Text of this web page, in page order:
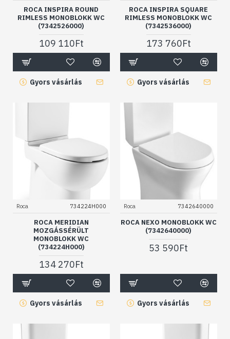
ROCA INSPIRA ROUND
RIMLESS MONOBLOKK WC
(7342526000)
109 110Ft
Gyors vásárlás
ROCA INSPIRA SQUARE
RIMLESS MONOBLOKK WC
(7342536000)
173 760Ft
Gyors vásárlás
Roca 734224H000
ROCA MERIDIAN
MOZGÁSSÉRÜLT
MONOBLOKK WC
(734224H000)
134 270Ft
Gyors vásárlás
Roca 7342640000
ROCA NEXO MONOBLOKK WC
(7342640000)
53 590Ft
Gyors vásárlás